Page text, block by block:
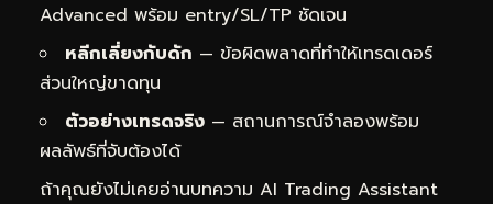
Advanced พร้อม entry/SL/TP ชัดเจน
หลีกเลี่ยงกับดัก — ข้อผิดพลาดที่ทำให้เทรดเดอร์
ส่วนใหญ่ขาดทุน
ตัวอย่างเทรดจริง — สถานการณ์จำลองพร้อม
ผลลัพธ์ที่จับต้องได้
ถ้าคุณยังไม่เคยอ่านบทความ AI Trading Assistant